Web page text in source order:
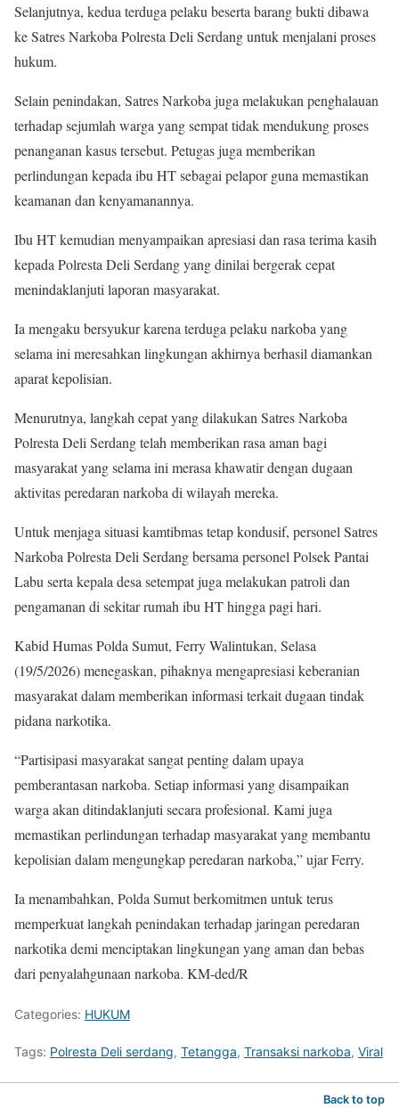
Selanjutnya, kedua terduga pelaku beserta barang bukti dibawa
ke Satres Narkoba Polresta Deli Serdang untuk menjalani proses
hukum.
Selain penindakan, Satres Narkoba juga melakukan penghalauan
terhadap sejumlah warga yang sempat tidak mendukung proses
penanganan kasus tersebut. Petugas juga memberikan
perlindungan kepada ibu HT sebagai pelapor guna memastikan
keamanan dan kenyamanannya.
Ibu HT kemudian menyampaikan apresiasi dan rasa terima kasih
kepada Polresta Deli Serdang yang dinilai bergerak cepat
menindaklanjuti laporan masyarakat.
Ia mengaku bersyukur karena terduga pelaku narkoba yang
selama ini meresahkan lingkungan akhirnya berhasil diamankan
aparat kepolisian.
Menurutnya, langkah cepat yang dilakukan Satres Narkoba
Polresta Deli Serdang telah memberikan rasa aman bagi
masyarakat yang selama ini merasa khawatir dengan dugaan
aktivitas peredaran narkoba di wilayah mereka.
Untuk menjaga situasi kamtibmas tetap kondusif, personel Satres
Narkoba Polresta Deli Serdang bersama personel Polsek Pantai
Labu serta kepala desa setempat juga melakukan patroli dan
pengamanan di sekitar rumah ibu HT hingga pagi hari.
Kabid Humas Polda Sumut, Ferry Walintukan, Selasa
(19/5/2026) menegaskan, pihaknya mengapresiasi keberanian
masyarakat dalam memberikan informasi terkait dugaan tindak
pidana narkotika.
“Partisipasi masyarakat sangat penting dalam upaya
pemberantasan narkoba. Setiap informasi yang disampaikan
warga akan ditindaklanjuti secara profesional. Kami juga
memastikan perlindungan terhadap masyarakat yang membantu
kepolisian dalam mengungkap peredaran narkoba,” ujar Ferry.
Ia menambahkan, Polda Sumut berkomitmen untuk terus
memperkuat langkah penindakan terhadap jaringan peredaran
narkotika demi menciptakan lingkungan yang aman dan bebas
dari penyalahgunaan narkoba. KM-ded/R
Categories: HUKUM
Tags: Polresta Deli serdang, Tetangga, Transaksi narkoba, Viral
Back to top